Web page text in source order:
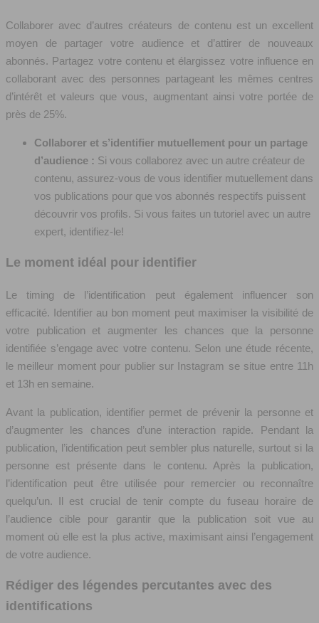
Collaborer avec d’autres créateurs de contenu est un excellent
moyen de partager votre audience et d’attirer de nouveaux
abonnés. Partagez votre contenu et élargissez votre influence en
collaborant avec des personnes partageant les mêmes centres
d’intérêt et valeurs que vous, augmentant ainsi votre portée de
près de 25%.
Collaborer et s’identifier mutuellement pour un partage
d’audience : Si vous collaborez avec un autre créateur de
contenu, assurez-vous de vous identifier mutuellement dans
vos publications pour que vos abonnés respectifs puissent
découvrir vos profils. Si vous faites un tutoriel avec un autre
expert, identifiez-le!
Le moment idéal pour identifier
Le timing de l’identification peut également influencer son
efficacité. Identifier au bon moment peut maximiser la visibilité de
votre publication et augmenter les chances que la personne
identifiée s’engage avec votre contenu. Selon une étude récente,
le meilleur moment pour publier sur Instagram se situe entre 11h
et 13h en semaine.
Avant la publication, identifier permet de prévenir la personne et
d’augmenter les chances d’une interaction rapide. Pendant la
publication, l’identification peut sembler plus naturelle, surtout si la
personne est présente dans le contenu. Après la publication,
l’identification peut être utilisée pour remercier ou reconnaître
quelqu’un. Il est crucial de tenir compte du fuseau horaire de
l’audience cible pour garantir que la publication soit vue au
moment où elle est la plus active, maximisant ainsi l’engagement
de votre audience.
Rédiger des légendes percutantes avec des
identifications